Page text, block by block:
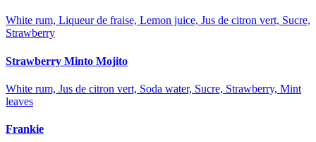
White rum, Liqueur de fraise, Lemon juice, Jus de citron vert, Sucre,
Strawberry
Strawberry Minto Mojito
White rum, Jus de citron vert, Soda water, Sucre, Strawberry, Mint
leaves
Frankie